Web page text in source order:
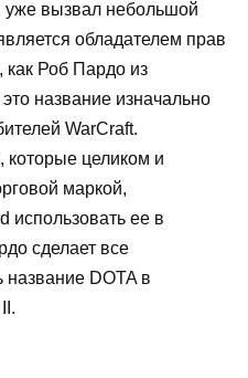
уже вызвал небольшой
обладателем прав
как Роб Пардо из
это название изначально
WarCraft.
которые целиком и
маркой,
использовать ее в
сделает все
название DOTA в